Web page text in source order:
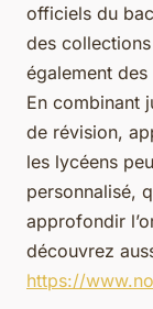
officiels du
des
également
En combinant
de révision,
les lycéens
personnalisé,
approfondir
découvrez
https://